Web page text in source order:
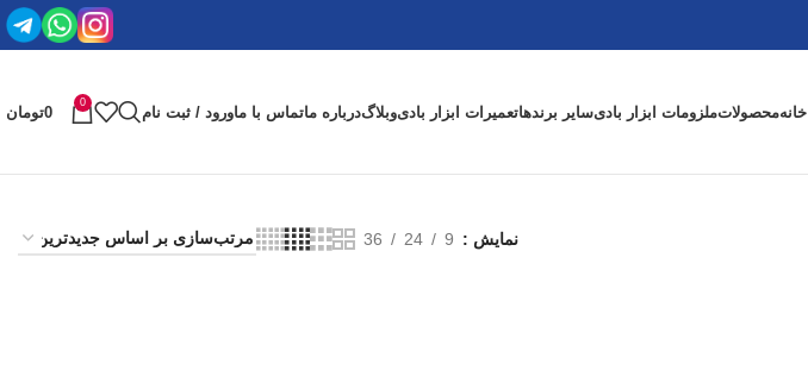
خانهمحصولاتملزومات ابزار بادیسایر برندهاتعمیرات ابزار بادیوبلاگدرباره ماتماس با ماورود / ثبت نام
0
0تومان
نمایش 9
24
36